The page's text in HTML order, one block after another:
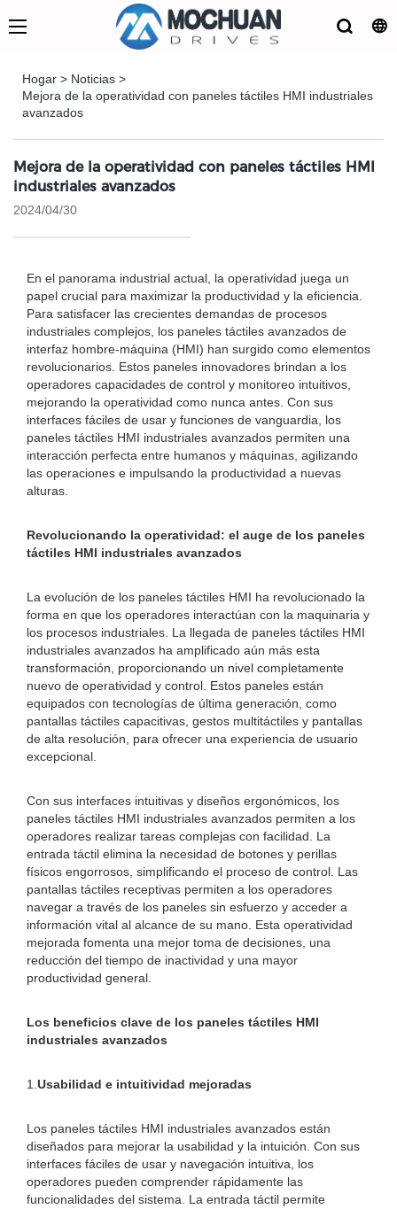
Hogar > Noticias >
Mejora de la operatividad con paneles táctiles HMI industriales
avanzados
Mejora de la operatividad con paneles táctiles HMI
industriales avanzados
2024/04/30
En el panorama industrial actual, la operatividad juega un
papel crucial para maximizar la productividad y la eficiencia.
Para satisfacer las crecientes demandas de procesos
industriales complejos, los paneles táctiles avanzados de
interfaz hombre-máquina (HMI) han surgido como elementos
revolucionarios. Estos paneles innovadores brindan a los
operadores capacidades de control y monitoreo intuitivos,
mejorando la operatividad como nunca antes. Con sus
interfaces fáciles de usar y funciones de vanguardia, los
paneles táctiles HMI industriales avanzados permiten una
interacción perfecta entre humanos y máquinas, agilizando
las operaciones e impulsando la productividad a nuevas
alturas.
Revolucionando la operatividad: el auge de los paneles
táctiles HMI industriales avanzados
La evolución de los paneles táctiles HMI ha revolucionado la
forma en que los operadores interactúan con la maquinaria y
los procesos industriales. La llegada de paneles táctiles HMI
industriales avanzados ha amplificado aún más esta
transformación, proporcionando un nivel completamente
nuevo de operatividad y control. Estos paneles están
equipados con tecnologías de última generación, como
pantallas táctiles capacitivas, gestos multitáctiles y pantallas
de alta resolución, para ofrecer una experiencia de usuario
excepcional.
Con sus interfaces intuitivas y diseños ergonómicos, los
paneles táctiles HMI industriales avanzados permiten a los
operadores realizar tareas complejas con facilidad. La
entrada táctil elimina la necesidad de botones y perillas
físicos engorrosos, simplificando el proceso de control. Las
pantallas táctiles receptivas permiten a los operadores
navegar a través de los paneles sin esfuerzo y acceder a
información vital al alcance de su mano. Esta operatividad
mejorada fomenta una mejor toma de decisiones, una
reducción del tiempo de inactividad y una mayor
productividad general.
Los beneficios clave de los paneles táctiles HMI
industriales avanzados
1. Usabilidad e intuitividad mejoradas
Los paneles táctiles HMI industriales avanzados están
diseñados para mejorar la usabilidad y la intuición. Con sus
interfaces fáciles de usar y navegación intuitiva, los
operadores pueden comprender rápidamente las
funcionalidades del sistema. La entrada táctil permite